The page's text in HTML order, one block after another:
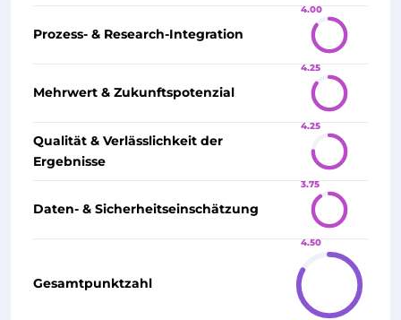
4.00
Prozess- & Research-Integration
4.25
Mehrwert & Zukunftspotenzial
4.25
Qualität & Verlässlichkeit der
Ergebnisse
3.75
Daten- & Sicherheitseinschätzung
4.50
Gesamtpunktzahl